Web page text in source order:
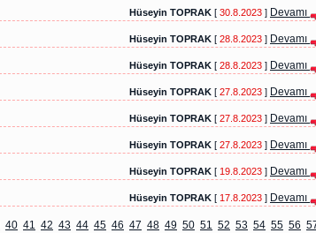
Hüseyin TOPRAK [ 30.8.2023 ] Devamı
Hüseyin TOPRAK [ 28.8.2023 ] Devamı
Hüseyin TOPRAK [ 28.8.2023 ] Devamı
Hüseyin TOPRAK [ 27.8.2023 ] Devamı
Hüseyin TOPRAK [ 27.8.2023 ] Devamı
Hüseyin TOPRAK [ 27.8.2023 ] Devamı
Hüseyin TOPRAK [ 19.8.2023 ] Devamı
Hüseyin TOPRAK [ 17.8.2023 ] Devamı
40 41 42 43 44 45 46 47 48 49 50 51 52 53 54 55 56